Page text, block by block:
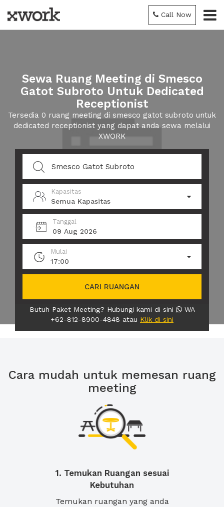
Call Now
Sewa Ruang Meeting di Smesco
Gatot Subroto Untuk Dedicated
Receptionist
Tersedia 0 ruang meeting di smesco gatot subroto untuk
dedicated receptionist yang dapat anda sewa melalui
XWORK
Kapasitas
Semua Kapasitas
Tanggal
09 Aug 2026
Mulai
17:00
CARI RUANGAN
Butuh Paket Meeting? Hubungi kami di sini
WA
+62-812-8900-4848 atau Klik di sini
Cara mudah untuk memesan ruang
meeting
1. Temukan Ruangan sesuai
Kebutuhan
Temukan ruangan yang anda